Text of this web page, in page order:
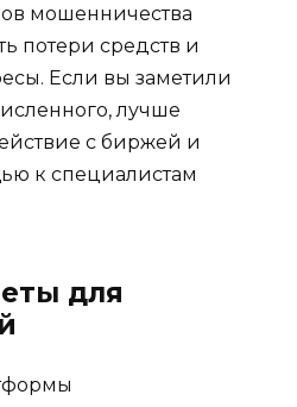
мошенничества
потери средств и
Если вы заметили
лучше
с биржей и
к специалистам
для